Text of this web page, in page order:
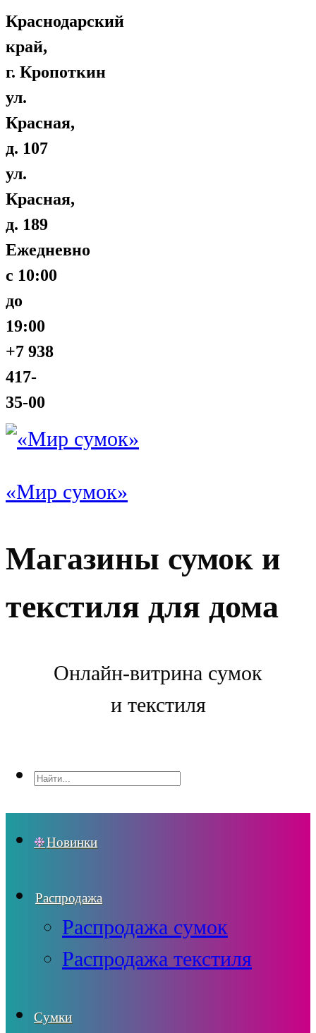
Краснодарский
край,
г. Кропоткин
ул.
Красная,
д. 107
ул.
Красная,
д. 189
Ежедневно
с 10:00
до
19:00
+7 938
417-
35-00
«Мир сумок»
Магазины сумок и
текстиля для дома
Онлайн-витрина сумок
и текстиля
Новинки
Распродажа
Распродажа сумок
Распродажа текстиля
Сумки